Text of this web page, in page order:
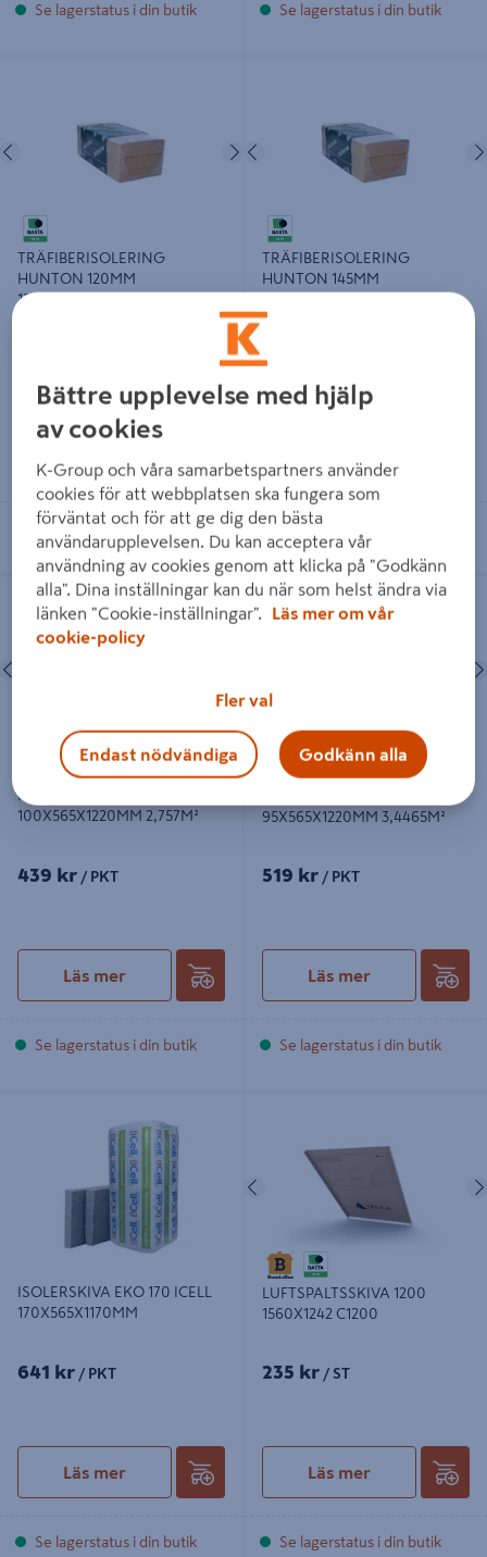
Se lagerstatus i din butik Se lagerstatus i din butik
Föregående Nästa
TRÄFIBERISOLERING
HUNTON 120MM
120X565X1220MM 2,7672M²
Se lagerstatus i din butik
Föregående
TRÄFIBERISOLERING
HUNTON 145MM
629 kr
Se lagerstatus i din butik
TRÄFIBERISOLERING HUNTON
100MM 100X565X1220MM 2,757M²
TRÄFIBERISOLERING
HUNTON 100MM
100X565X1220MM 2,757M²
439 kr / PKT
Läs mer
Se lagerstatus i din butik
TRÄFIBERISOLERING HUNTON
95MM 95X565X1220MM 3,4465M²
TRÄFIBERISOLERING
95X565X1220MM 3,4465M²
519 kr / PKT
Läs mer
Se lagerstatus i din butik
170X565X1170MM
ISOLERSKIVA EKO 170 ICELL
170X565X1170MM
641 kr / PKT
Läs mer
Se lagerstatus i din butik
Föregående
LUFTSPALTSSKIVA 1200
1560X1242 C1200
235 kr / ST
Läs mer
Se lagerstatus i din butik
Bättre upplevelse med hjälp
av cookies
K-Group och våra samarbetspartners använder
cookies för att webbplatsen ska fungera som
förväntat och för att ge dig den bästa
användarupplevelsen. Du kan acceptera vår
användning av cookies genom att klicka på "Godkänn
alla". Dina inställningar kan du när som helst ändra via
länken "Cookie-inställningar".
Läs mer om vår
cookie-policy
Fler val
Endast nödvändiga Godkänn alla